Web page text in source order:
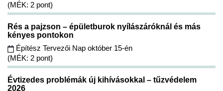
(MÉK: 2 pont)
Rés a pajzson – épületburok nyílászáróknál és más
kényes pontokon
Építész Tervezői Nap október 15-én
(MÉK: 2 pont)
Évtizedes problémák új kihívásokkal – tűzvédelem
2026